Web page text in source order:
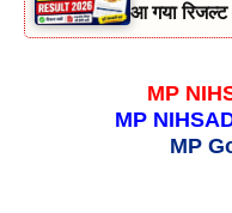
आ गया
MP
MP
MP